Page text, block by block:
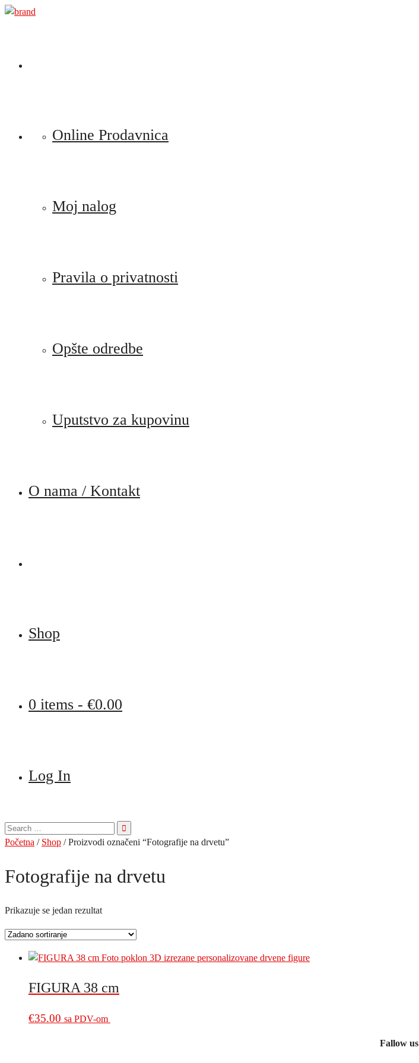
Preskoči
Online Prodavnica
Moj nalog
Pravila o privatnosti
Opšte odredbe
Uputstvo za kupovinu
O nama / Kontakt
Shop
0 items - €0.00
Log In
Pretraga
za:
Početna / Shop / Proizvodi označeni “Fotografije na drvetu”
Fotografije na drvetu
Prikazuje se jedan rezultat
FIGURA 38 cm
€35.00 sa PDV-om
Fallow us